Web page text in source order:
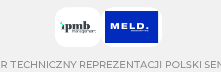
TECHNICZNY REPREZENTACJI POLSKI